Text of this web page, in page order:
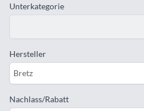
Unterkategorie
Hersteller
Bretz
Nachlass/Rabatt